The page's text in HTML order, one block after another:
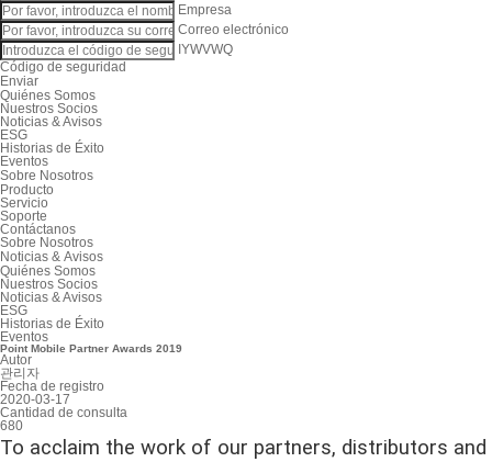
Empresa
Correo electrónico
IYWVWQ
Código de seguridad
Enviar
Quiénes Somos
Nuestros Socios
Noticias & Avisos
ESG
Historias de Éxito
Eventos
Sobre Nosotros
Producto
Servicio
Soporte
Contáctanos
Sobre Nosotros
Noticias & Avisos
Quiénes Somos
Nuestros Socios
Noticias & Avisos
ESG
Historias de Éxito
Eventos
Point Mobile Partner Awards 2019
Autor
관리자
Fecha de registro
2020-03-17
Cantidad de consulta
680
To acclaim the work of our partners, distributors and